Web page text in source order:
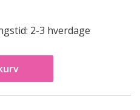
2-3 hverdage